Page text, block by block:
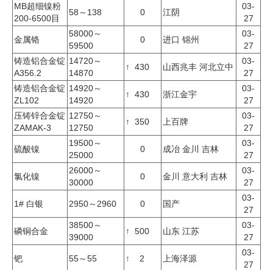
MB超细镍粉
200-6500目
58～138 0 江阴
03-
27
金属铬
58000～
59500
0 进口 锦州
03-
27
铸造铝合金锭
A356.2
14720～
14870
↑ 430 山西兆丰 河北立中
03-
27
铸造铝合金锭
ZL102
14920～
14920
↑ 430 浙江金宇
03-
27
压铸锌合金锭
ZAMAK-3
12750～
12750
↑ 350 上百牌
03-
27
硫酸镍
19500～
25000
0 成冶 金川 吉林
03-
27
氯化镍
26000～
30000
0 金川 意大利 吉林
03-
27
1# 白银 2950～2960 0 国产
03-
27
磷铜合金
38500～
39000
↑ 500 山东 江苏
03-
27
钯 55～55 ↑ 2 上海泽源
03-
27